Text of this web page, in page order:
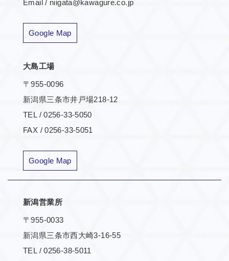
Email / niigata@kawagure.co.jp
Google Map
大島工場
〒955-0096
新潟県三条市井戸場218-12
TEL / 0256-33-5050
FAX / 0256-33-5051
Google Map
新潟営業所
〒955-0033
新潟県三条市西大崎3-16-55
TEL / 0256-38-5011